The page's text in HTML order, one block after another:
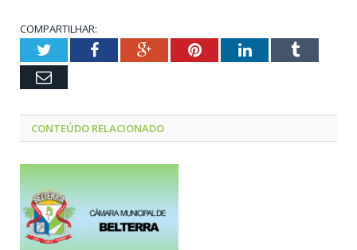
COMPARTILHAR:
TwitterFacebookGoogle+PinterestLinkedInTumblr
Email
CONTEÚDO RELACIONADO